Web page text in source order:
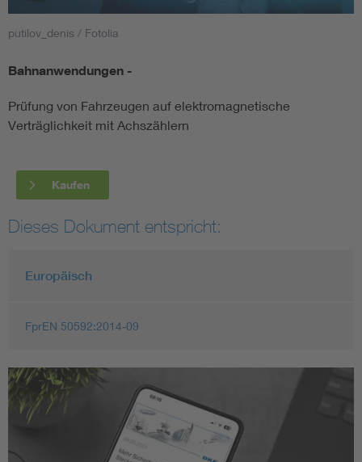
Smart Cities
DKE Fachinformationen im Kontext der Normung
Blitzschutz: DIN EN 62305 in der Übersicht
putilov_denis / Fotolia
Bahnanwendungen -
Prüfung von Fahrzeugen auf elektromagnetische
Verträglichkeit mit Achszählern
Kaufen
Dieses Dokument entspricht:
Europäisch
FprEN 50592:2014-09